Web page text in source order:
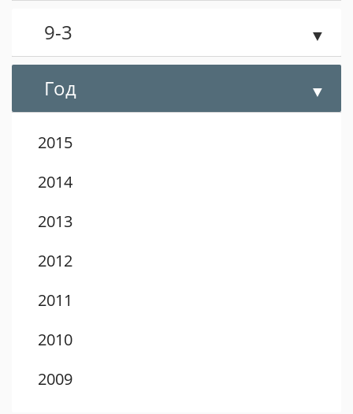
9-3
Год
2015
2014
2013
2012
2011
2010
2009